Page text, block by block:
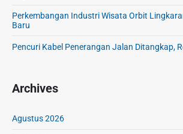
r
v
A
i
Perkembangan Industri Wisata Orbit
Baru
Pencuri Kabel Penerangan Jalan Ditangkap,
Archives
Agustus 2026